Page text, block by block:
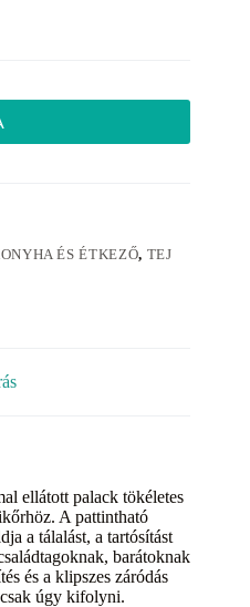
ÉS ÉTKEZŐ, TEJ
ellátott palack tökéletes
A pattintható
a tálalást, a tartósítást
barátoknak
és a klipszes záródás
úgy kifolyni.